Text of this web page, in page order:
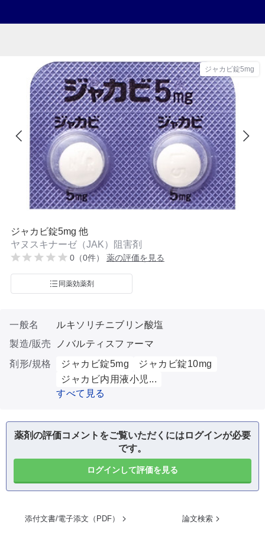
ジャカビ錠5mg
ジャカビ錠5mg 他
ヤヌスキナーゼ（JAK）阻害剤
0（0件） 薬の評価を見る
同薬効薬剤
一般名
ルキソリチニブリン酸塩
製造/販売
ノバルティスファーマ
剤形/規格
ジャカビ錠5mg
ジャカビ錠10mg
ジャカビ内用液小児...
すべて見る
薬剤の評価コメントをご覧いただくにはログインが必要
です。
ログインして評価を見る
添付文書/電子添文（PDF） 論文検索